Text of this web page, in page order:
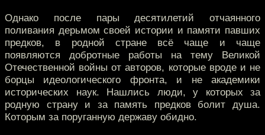
Однако после пары десятилетий отчаянного
поливания дерьмом своей истории и памяти павших
предков, в родной стране всё чаще и чаще
появляются добротные работы на тему Великой
Отечественной войны от авторов, которые вроде и не
борцы идеологического фронта, и не академики
исторических наук. Нашлись люди, у которых за
родную страну и за память предков болит душа.
Которым за поруганную державу обидно.